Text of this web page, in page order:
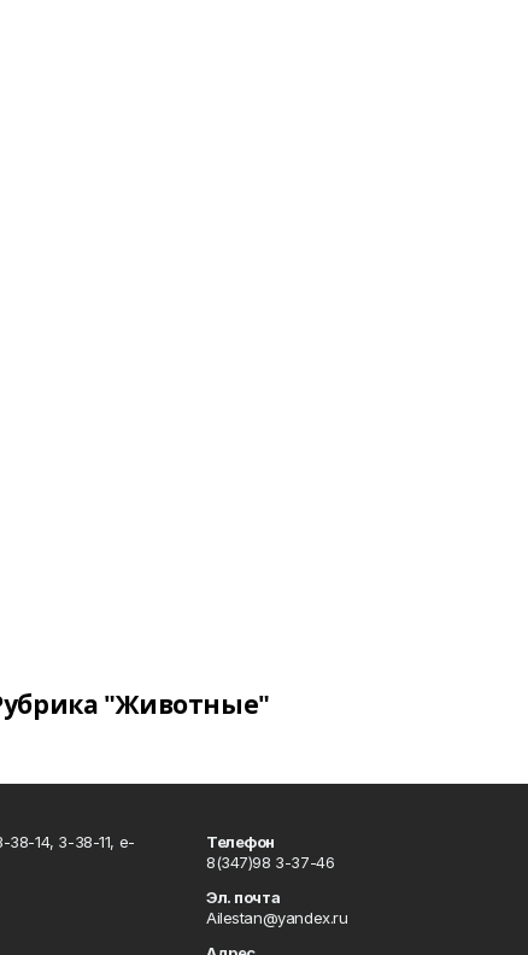
"Животные"
38-14, 3-38-11, e-
Телефон
8(347)98 3-37-46
Эл. почта
Ailestan@yandex.ru